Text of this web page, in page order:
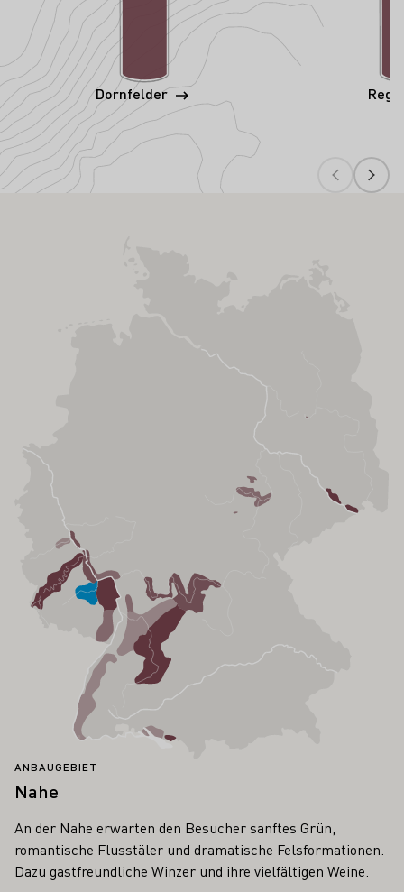
Dornfelder
ANBAUGEBIET
Nahe
An der Nahe erwarten den Besucher sanftes Grün,
romantische Flusstäler und dramatische Felsformationen.
Dazu gastfreundliche Winzer und ihre vielfältigen Weine.